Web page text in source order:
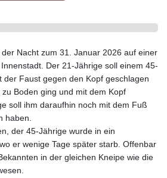
Nacht zum 31. Januar 2026 auf einer
Der 21-Jährige soll einem 45-
der Faust gegen den Kopf geschlagen
Boden ging und mit dem Kopf
soll ihm daraufhin noch mit dem Fuß
haben.
der 45-Jährige wurde in ein
er wenige Tage später starb. Offenbar
in der gleichen Kneipe wie die